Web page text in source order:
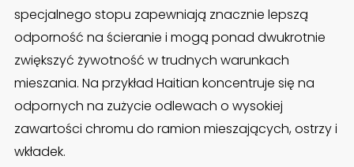
specjalnego stopu zapewniają znacznie lepszą
odporność na ścieranie i mogą ponad dwukrotnie
zwiększyć żywotność w trudnych warunkach
mieszania. Na przykład Haitian koncentruje się na
odpornych na zużycie odlewach o wysokiej
zawartości chromu do ramion mieszających, ostrzy i
wkładek.